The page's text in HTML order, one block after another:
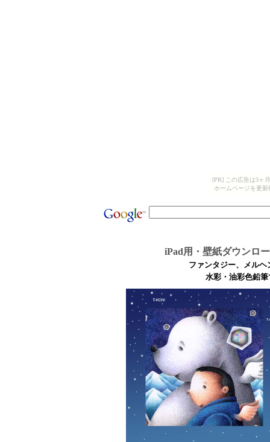
[PR] この広告は3ヶ
ホームページを更
iPad用・壁紙ダウンロ
ファンタジー、メル
水彩・油彩色鉛